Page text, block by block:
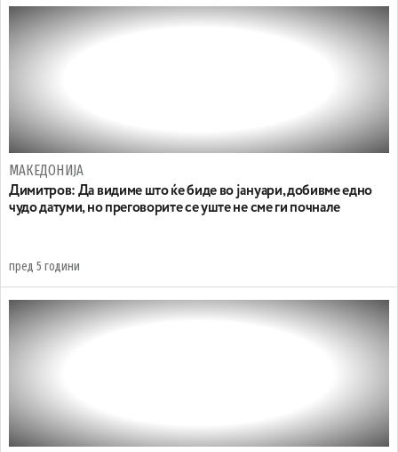
МАКЕДОНИЈА
Димитров: Да видиме што ќе биде во јануари, добивме едно
чудо датуми, но преговорите се уште не сме ги почнале
пред 5 години